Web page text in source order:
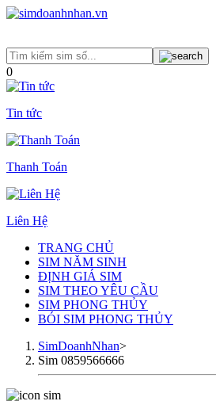
0
Tin tức
Thanh Toán
Liên Hệ
TRANG CHỦ
SIM NĂM SINH
ĐỊNH GIÁ SIM
SIM THEO YÊU CẦU
SIM PHONG THỦY
BÓI SIM PHONG THỦY
SimDoanhNhan>
Sim 0859566666